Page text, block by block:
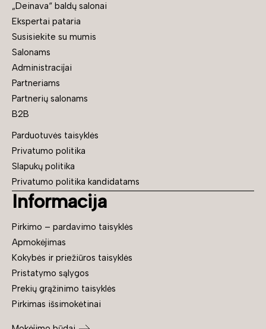
„Deinava“ baldų salonai
Ekspertai pataria
Susisiekite su mumis
Salonams
Administracijai
Partneriams
Partnerių salonams
B2B
Parduotuvės taisyklės
Privatumo politika
Slapukų politika
Privatumo politika kandidatams
Informacija
Pirkimo – pardavimo taisyklės
Apmokėjimas
Kokybės ir priežiūros taisyklės
Pristatymo sąlygos
Prekių grąžinimo taisyklės
Pirkimas išsimokėtinai